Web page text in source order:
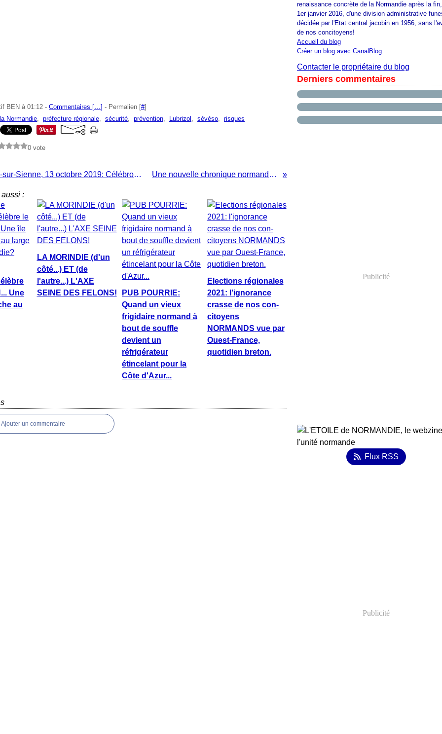
BEN à 01:12 - Commentaires […] - Permalien [#]
Normandie, préfecture régionale, sécurité, prévention, Lubrizol , sévéso, risques
0 vote
Quettreville-sur-Sienne, 13 octobre 2019: Célébrons LOUIS BEUVE écrivain et poète normand Une nouvelle chronique normande proposée par Gilles MAUGER
aussi :
Une
au
LA MORINDIE (d'un
côté...) ET (de
l'autre...) L'AXE
SEINE DES FELONS!
PUB POURRIE:
Quand un vieux
frigidaire normand à
bout de souffle
devient un
réfrigérateur
étincelant pour la
Côte d'Azur...
Elections régionales
2021: l'ignorance
crasse de nos con-
citoyens
NORMANDS vue par
Ouest-France,
quotidien breton.
Ajouter un commentaire
renaissance concrète de la Normandie après la
1er janvier 2016, d'une division administrative
décidée par l'Etat central jacobin en 1956, sans
de nos concitoyens!
Accueil du blog
Créer un blog avec CanalBlog
Contacter le propriétaire du blog
Derniers commentaires
Publicité
Flux RSS
Publicité